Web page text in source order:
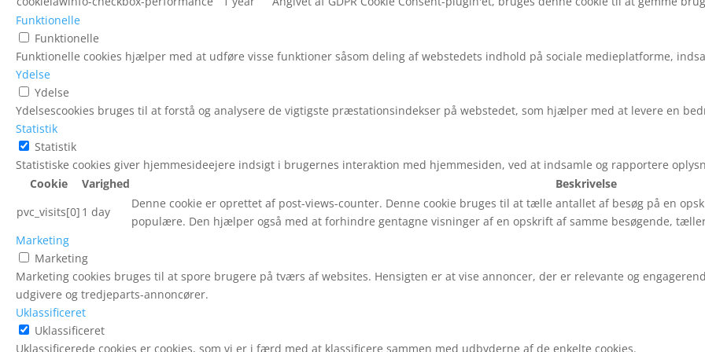
Funktionelle
Funktionelle
Funktionelle cookies hjælper med at udføre visse funktioner såsom deling af webstedets indhold på sociale medieplatforme,
Ydelse
Ydelse
Ydelsescookies bruges til at forstå og analysere de vigtigste præstationsindekser på webstedet, som hjælper med at levere en
Statistik
Statistik
Statistiske cookies giver hjemmesideejere indsigt i brugernes interaktion med hjemmesiden, ved at indsamle og rapportere
Cookie
Varighed
Beskrivelse
pvc_visits[0] 1 day
Denne cookie er oprettet af post-views-counter. Denne cookie bruges til at tælle antallet af besøg på en
populære. Den hjælper også med at forhindre gentagne visninger af en opskrift af samme besøgende,
Marketing
Marketing
Marketing cookies bruges til at spore brugere på tværs af websites. Hensigten er at vise annoncer, der er relevante og
udgivere og tredjeparts-annoncører.
Uklassificeret
Uklassificeret
Uklassificerede cookies er cookies, som vi er i færd med at klassificere sammen med udbyderne af de enkelte cookies.